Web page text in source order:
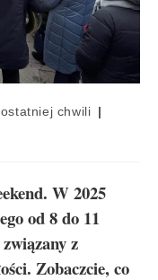
chwili
W 2025
od 8 do 11
z
Zobaczcie, co